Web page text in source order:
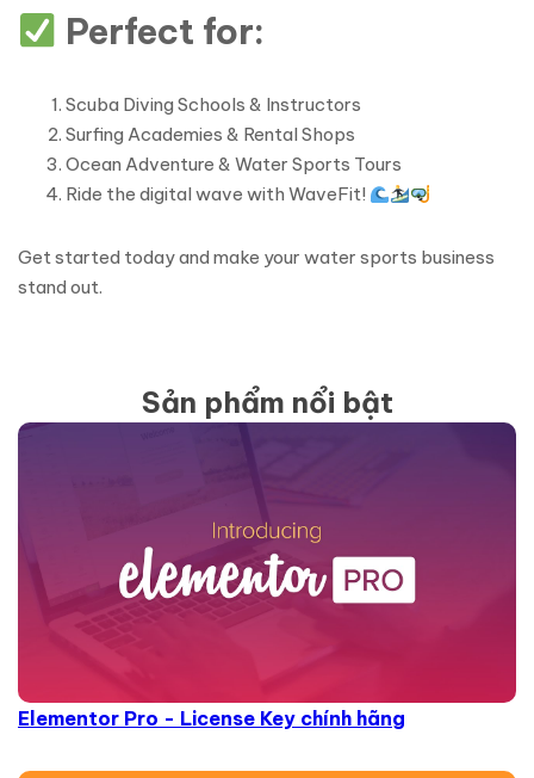
Perfect for:
Scuba Diving Schools & Instructors
Surfing Academies & Rental Shops
Ocean Adventure & Water Sports Tours
Ride the digital wave with WaveFit!
Get started today and make your water sports business
stand out.
Sản phẩm nổi bật
Elementor Pro - License Key chính hãng